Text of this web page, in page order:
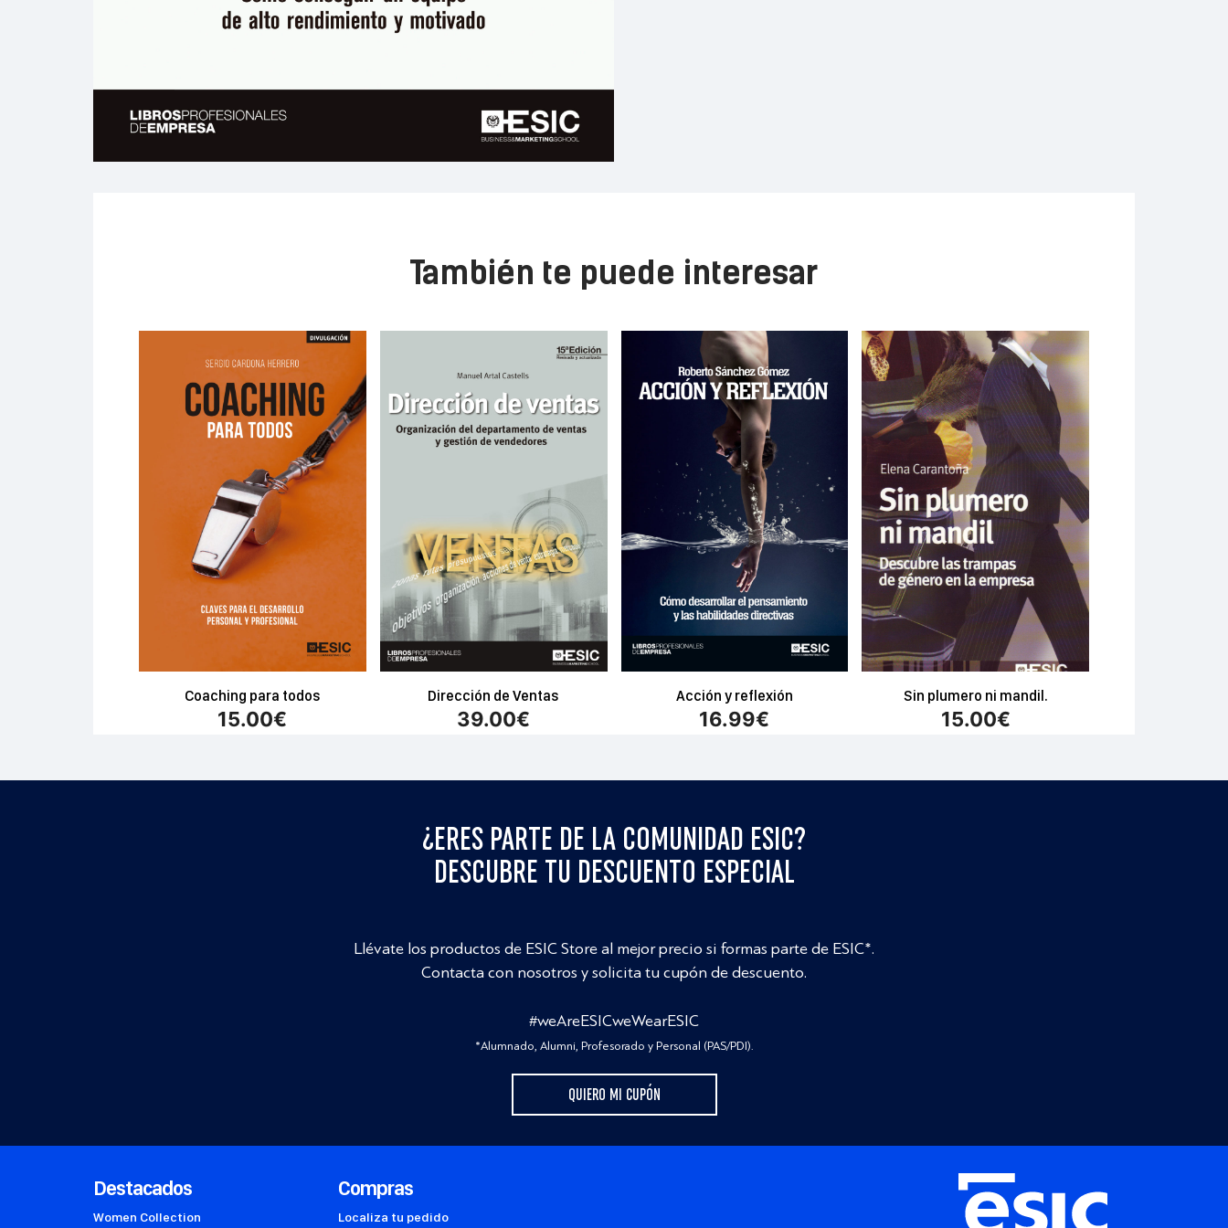
También te puede interesar
Coaching para todos
15.00€
Dirección de Ventas
39.00€
Acción y reflexión
16.99€
Sin plumero ni mandil.
15.00€
¿ERES PARTE DE LA COMUNIDAD ESIC?
DESCUBRE TU DESCUENTO ESPECIAL
Llévate los productos de ESIC Store al mejor precio si formas parte de ESIC*.
Contacta con nosotros y solicita tu cupón de descuento.
#weAreESICweWearESIC
*Alumnado, Alumni, Profesorado y Personal (PAS/PDI).
QUIERO MI CUPÓN
Destacados
Women Collection
Compras
Localiza tu pedido